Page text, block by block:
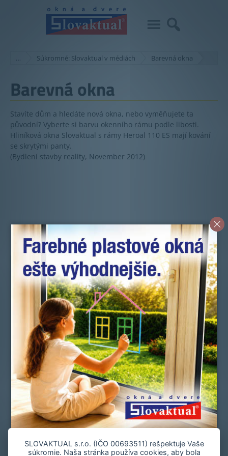
… Súkromné: Slovaktual v médiách Barevná okna
Barevná okna
Stavíte dům a hledáte nová okna, nebo vyměňujete ta
původní? Vyberte si barvu okenního rámu podle libosti.
Hliníková okna Slovaktual s rámy Heroal 110 ES mají kování
se skrytými panty.
(Bydlení stavby reality, November 2012)
Novinky
Okná a dvere
Zmluvní predajcovia
Referencie
Služby zákazníkom
Manuály a vyhlásenia o parametroch
Cenová ponuka
Spoločnosť
Slovník pojmov
Často kladené otázky
Kontakt
Staňte sa zmluvným predajcom
Mapa stránky
Zásady používania súborov cookie
SLOVAKTUAL s.r.o. (IČO 00693511) rešpektuje Vaše
súkromie. Naša stránka používa cookies, aby bola